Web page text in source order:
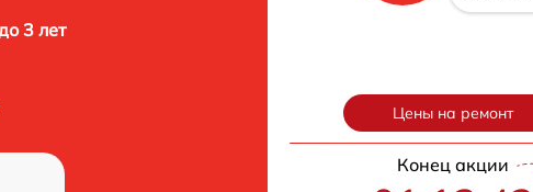
3 лет
Цены на ремонт
Конец акции